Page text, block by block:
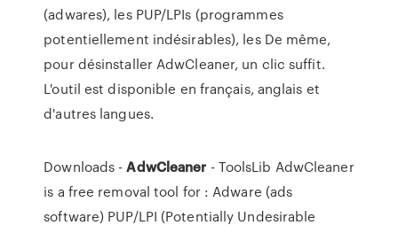
(adwares), les PUP/LPIs (programmes
potentiellement indésirables), les De même,
pour désinstaller AdwCleaner, un clic suffit.
L'outil est disponible en français, anglais et
d'autres langues.
Downloads -AdwCleaner - ToolsLib AdwCleaner
is a free removal tool for : Adware (ads
software) PUP/LPI (Potentially Undesirable